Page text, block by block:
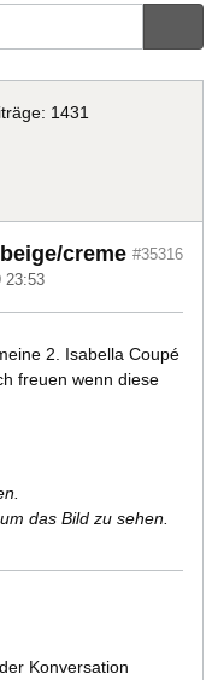
1431
creme
23:53
#35316
2. Isabella Coupé
freuen wenn diese
das Bild zu sehen.
Konversation